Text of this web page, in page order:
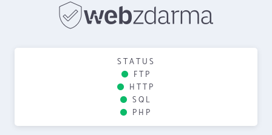
STATUS
FTP
HTTP
SQL
PHP